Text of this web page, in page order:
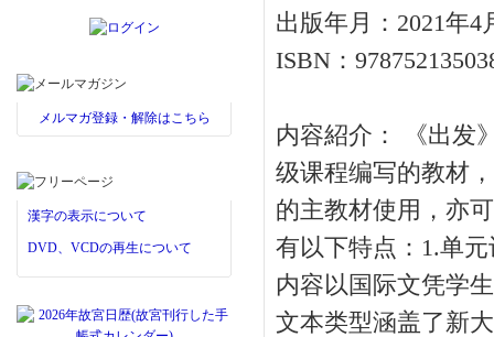
メルマガ登録・解除はこちら
漢字の表示について
DVD、VCDの再生について
出版年月：2021年4
ISBN：
内容紹介： 《出发
级课程编写的教材
的主教材使用，亦
有以下特点：1.单
内容以国际文凭学
文本类型涵盖了新